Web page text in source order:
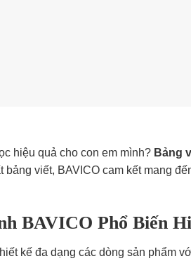
hiệu quả cho con em mình? Bảng
viết, BAVICO cam kết mang
BAVICO Phổ Biến
kế đa dạng các dòng sản phẩm